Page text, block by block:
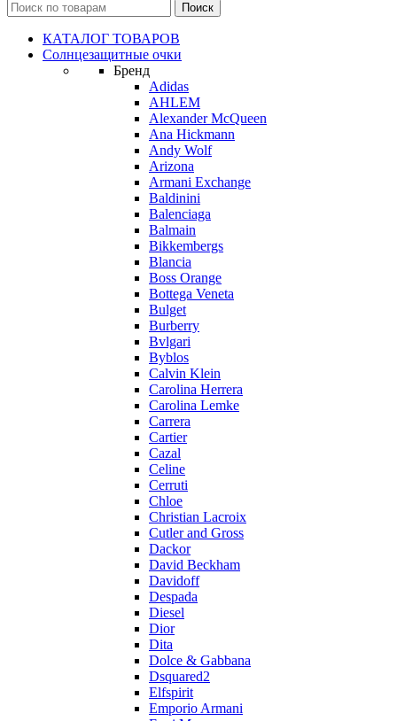
КАТАЛОГ ТОВАРОВ
Солнцезащитные очки
Бренд
Adidas
AHLEM
Alexander McQueen
Ana Hickmann
Andy Wolf
Arizona
Armani Exchange
Baldinini
Balenciaga
Balmain
Bikkembergs
Blancia
Boss Orange
Bottega Veneta
Bulget
Burberry
Bvlgari
Byblos
Calvin Klein
Carolina Herrera
Carolina Lemke
Carrera
Cartier
Cazal
Celine
Cerruti
Chloe
Christian Lacroix
Cutler and Gross
Dackor
David Beckham
Davidoff
Despada
Diesel
Dior
Dita
Dolce & Gabbana
Dsquared2
Elfspirit
Emporio Armani